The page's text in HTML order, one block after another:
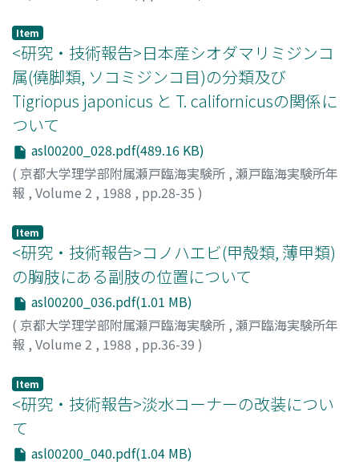
Item
<研究・技術報告>日本産シオダマリミジンコ
属(僥脚類, ソコミジンコ目)の分類及び
Tigriopus japonicus と T. californicusの関係に
ついて
asl00200_028.pdf(489.16 KB)
( 京都大学理学部附属瀬戸臨海実験所 , 瀬戸臨海実験所年
報 , Volume 2 , 1988 , pp.28-35 )
Item
<研究・技術報告>コノハエビ(甲殻類, 薄甲類)
の胸肢にある副肢の位置について
asl00200_036.pdf(1.01 MB)
( 京都大学理学部附属瀬戸臨海実験所 , 瀬戸臨海実験所年
報 , Volume 2 , 1988 , pp.36-39 )
Item
<研究・技術報告>淡水コーナーの改装につい
て
asl00200_040.pdf(1.04 MB)